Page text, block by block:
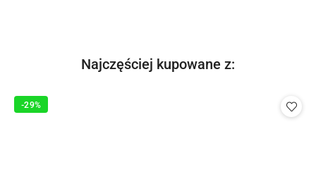
Pomiń karuzelę produktów
Produkty
Najczęściej kupowane z:
-29%